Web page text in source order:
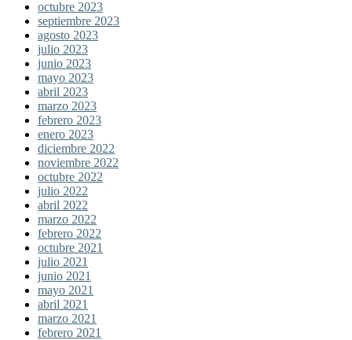
octubre 2023
septiembre 2023
agosto 2023
julio 2023
junio 2023
mayo 2023
abril 2023
marzo 2023
febrero 2023
enero 2023
diciembre 2022
noviembre 2022
octubre 2022
julio 2022
abril 2022
marzo 2022
febrero 2022
octubre 2021
julio 2021
junio 2021
mayo 2021
abril 2021
marzo 2021
febrero 2021